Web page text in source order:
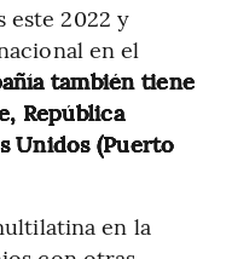
este 2022 y
en el
también tiene
República
Unidos (Puerto
en la